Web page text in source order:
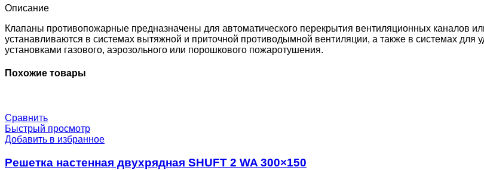
EM24-
0-
0-
0
Описание
Клапаны противопожарные предназначены для автоматического перекрытия вентиляционных каналов
устанавливаются в системах вытяжной и приточной противодымной вентиляции, а также в системах
установками газового, аэрозольного или порошкового пожаротушения.
Похожие товары
Сравнить
Быстрый просмотр
Добавить в избранное
Решетка настенная двухрядная SHUFT 2 WA 300×150